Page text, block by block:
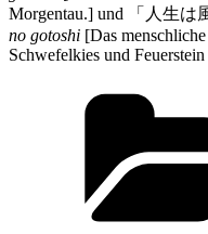
Morgentau.] und 「人生は
no gotoshi [Das
Schwefelkies und